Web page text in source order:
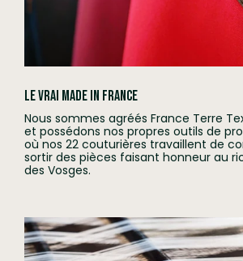
Le vrai Made in France
Nous sommes agréés France Terre
et possédons nos propres outils de
où nos 22 couturières travaillent de
sortir des pièces faisant honneur au
des Vosges.